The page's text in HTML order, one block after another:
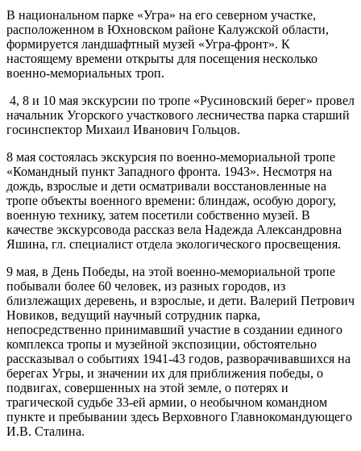
В национальном парке «Угра» на его северном участке,
расположенном в Юхновском районе Калужской области,
формируется ландшафтный музей «Угра-фронт». К
настоящему времени открыты для посещения несколько
военно-мемориальных троп.
4, 8 и 10 мая экскурсии по тропе «Русиновский берег» провел
начальник Угорского участкового лесничества парка старший
госинспектор Михаил Иванович Гольцов.
8 мая состоялась экскурсия по военно-мемориальной тропе
«Командный пункт Западного фронта. 1943». Несмотря на
дождь, взрослые и дети осматривали восстановленные на
тропе объекты военного времени: блиндаж, особую дорогу,
военную технику, затем посетили собственно музей. В
качестве экскурсовода рассказ вела Надежда Александровна
Яшина, гл. специалист отдела экологического просвещения.
9 мая, в День Победы, на этой военно-мемориальной тропе
побывали более 60 человек, из разных городов, из
близлежащих деревень, и взрослые, и дети. Валерий Петрович
Новиков, ведущий научный сотрудник парка,
непосредственно принимавший участие в создании единого
комплекса тропы и музейной экспозиции, обстоятельно
рассказывал о событиях 1941-43 годов, разворачивавшихся на
берегах Угры, и значении их для приближения победы, о
подвигах, совершенных на этой земле, о потерях и
трагической судьбе 33-ей армии, о необычном командном
пункте и пребывании здесь Верховного Главнокомандующего
И.В. Сталина.